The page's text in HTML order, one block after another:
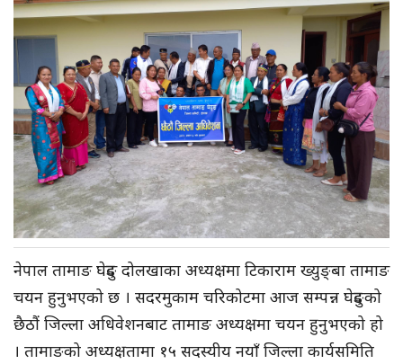
नेपाल तामाङ घेदुङ दोलखाका अध्यक्षमा टिकाराम ख्युङ्बा तामाङ
चयन हुनुभएको छ । सदरमुकाम चरिकोटमा आज सम्पन्न घेदुङको
छैठौं जिल्ला अधिवेशनबाट तामाङ अध्यक्षमा चयन हुनुभएको हो
। तामाङको अध्यक्षतामा १५ सदस्यीय नयाँ जिल्ला कार्यसमिति